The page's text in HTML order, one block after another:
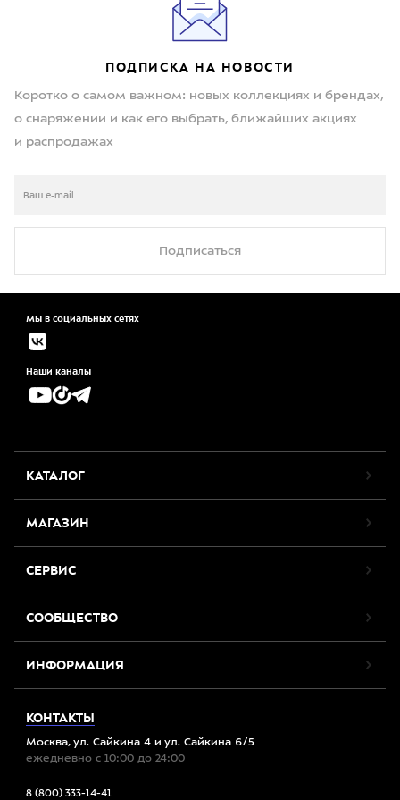
ПОДПИСКА НА НОВОСТИ
Коротко о самом важном: новых коллекциях и брендах,
о снаряжении и как его выбрать, ближайших акциях
и распродажах
Подписаться
Мы в социальных сетях
Наши каналы
КАТАЛОГ
МАГАЗИН
СЕРВИС
СООБЩЕСТВО
ИНФОРМАЦИЯ
КОНТАКТЫ
Москва, ул. Сайкина 4 и ул. Сайкина 6/5
ежедневно с 10:00 до 24:00
8 (800) 333-14-41